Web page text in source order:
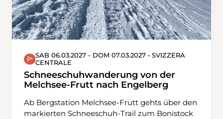
SAB 06.03.2027 - DOM 07.03.2027 • SVIZZERA
CENTRALE
Schneeschuhwanderung von der
Melchsee-Frutt nach Engelberg
Ab Bergstation Melchsee-Frutt gehts über den
markierten Schneeschuh-Trail zum Bonistock